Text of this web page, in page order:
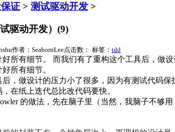
证 > 测试驱动开发 >
驱动开发）(9)
作者：SeabornLee点击数： 标签： tdd
好所有细节。 而我们有了重构这个工具后，做
所有细节。
，做设计的压力小了很多，因为有测试代码
在纸上迭代总比改代码要快。
的做法，先在脑子里（当然，我脑子不够